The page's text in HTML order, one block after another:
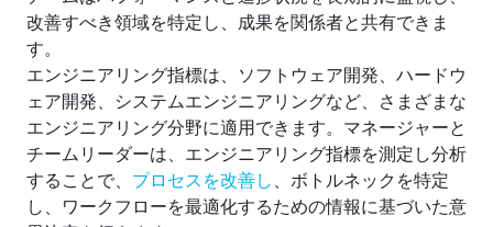
改善すべき領域を特定し、成果を関係者と共有できま
す。
エンジニアリング指標は、ソフトウェア開発、ハードウ
ェア開発、システムエンジニアリングなど、さまざまな
エンジニアリング分野に適用できます。マネージャーと
チームリーダーは、エンジニアリング指標を測定し分析
することで、 プロセスを改善し 、ボトルネックを特定
し、ワークフローを最適化するための情報に基づいた意